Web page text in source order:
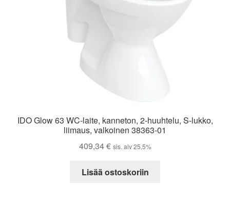
IDO Glow 63 WC-laite, kanneton, 2-huuhtelu, S-lukko,
liimaus, valkoinen 38363-01
409,34€ sis. alv 25,5%
Lisää ostoskoriin